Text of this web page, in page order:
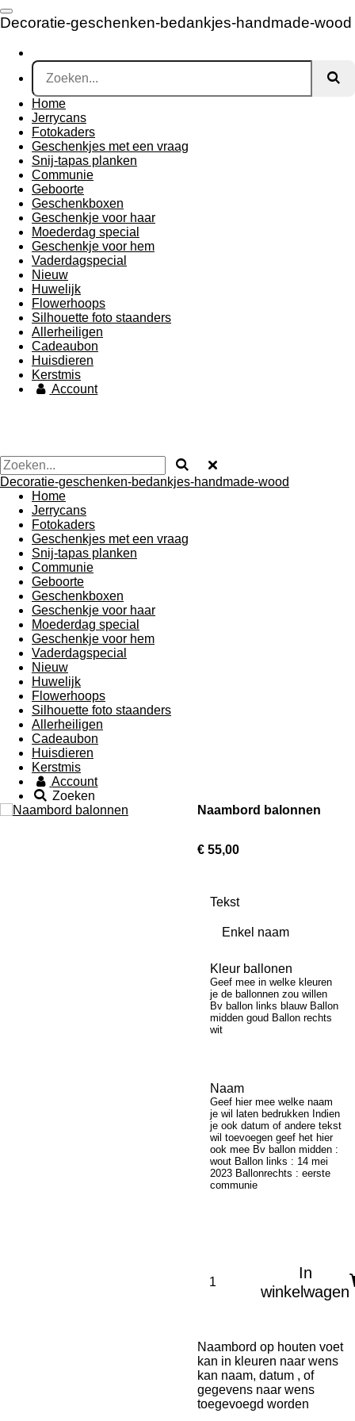
Ga
direct
de
hoofdinhoud
Decoratie-geschenken-bedankjes-handmade-wood
Home
Jerrycans
Fotokaders
Geschenkjes met een vraag
Snij-tapas planken
Communie
Geboorte
Geschenkboxen
Geschenkje voor haar
Moederdag special
Geschenkje voor hem
Vaderdagspecial
Nieuw
Huwelijk
Flowerhoops
Silhouette foto staanders
Allerheiligen
Cadeaubon
Huisdieren
Kerstmis
Account
Decoratie-geschenken-bedankjes-handmade-wood
Home
Jerrycans
Fotokaders
Geschenkjes met een vraag
Snij-tapas planken
Communie
Geboorte
Geschenkboxen
Geschenkje voor haar
Moederdag special
Geschenkje voor hem
Vaderdagspecial
Nieuw
Huwelijk
Flowerhoops
Silhouette foto staanders
Allerheiligen
Cadeaubon
Huisdieren
Kerstmis
Account
Zoeken
Naambord balonnen
€ 55,00
Tekst
Kleur ballonen
Geef mee in welke kleuren
je de ballonnen zou willen
Bv ballon links blauw Ballon
midden goud Ballon rechts
wit
Naam
Geef hier mee welke naam
je wil laten bedrukken Indien
je ook datum of andere tekst
wil toevoegen geef het hier
ook mee Bv ballon midden :
wout Ballon links : 14 mei
2023 Ballonrechts : eerste
communie
In
winkelwagen
Naambord op houten voet
kan in kleuren naar wens
kan naam, datum , of
gegevens naar wens
toegevoegd worden